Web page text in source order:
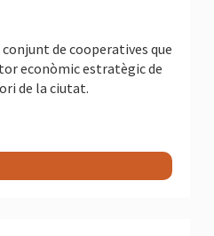
de cooperatives que
econòmic estratègic de
de la ciutat.